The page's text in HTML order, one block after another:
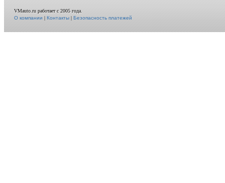
VMauto.ru работает с 2005 года.
О компании|Контакты|Безопасность платежей